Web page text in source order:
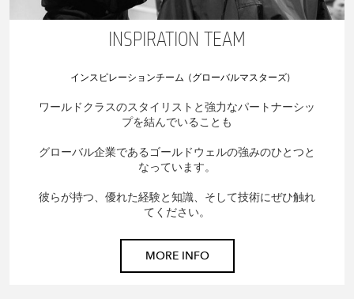
INSPIRATION TEAM
インスピレーションチーム (グローバルマスターズ)
ワールドクラスのスタイリストと強力なパートナーシッ
プを結んでいることも
グローバル企業であるゴールドウェルの強みのひとつと
なっています。
彼らが持つ、優れた経験と知識、そして技術にぜひ触れ
てください。
MORE INFO